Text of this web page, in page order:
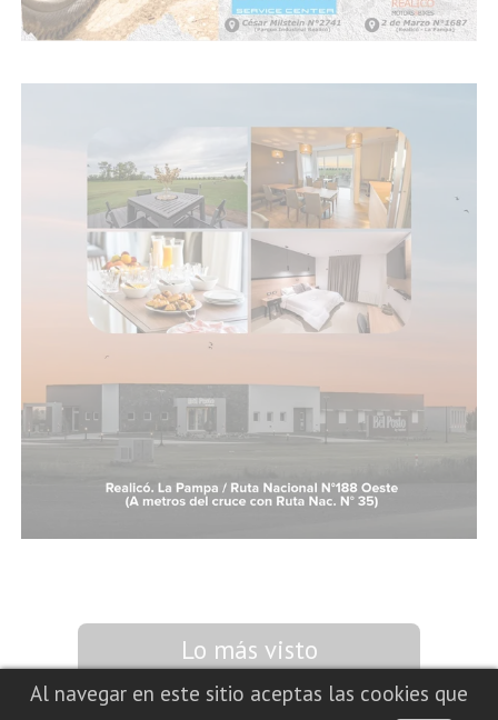
Lo más visto
Al navegar en este sitio aceptas las cookies que